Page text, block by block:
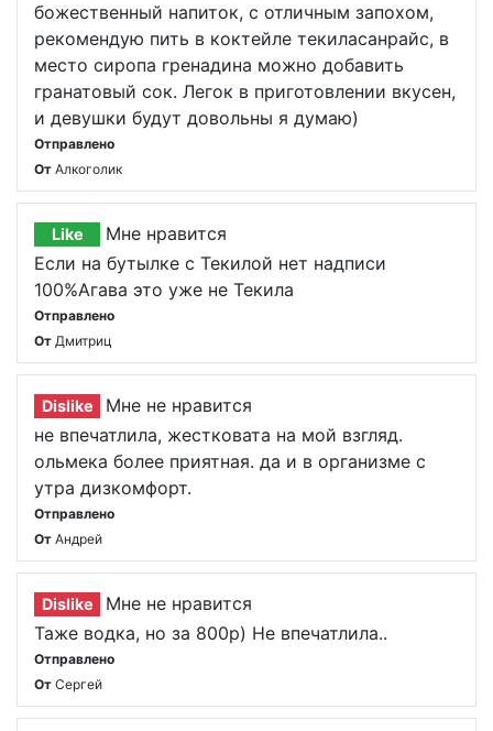
божественный напиток, с отличным запохом,
рекомендую пить в коктейле текиласанрайс, в
место сиропа гренадина можно добавить
гранатовый сок. Легок в приготовлении вкусен,
и девушки будут довольны я думаю)
Отправлено
От Алкоголик
Like
Мне нравится
Если на бутылке с Текилой нет надписи
100%Агава это уже не Текила
Отправлено
От Дмитриц
Dislike
Мне не нравится
не впечатлила, жестковата на мой взгляд.
ольмека более приятная. да и в организме с
утра дизкомфорт.
Отправлено
От Андрей
Dislike
Мне не нравится
Таже водка, но за 800р) Не впечатлила..
Отправлено
От Сергей